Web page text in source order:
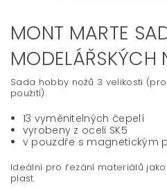
MONT MARTE
MODELÁŘSKÝCH
Sada hobby nožů 3 velikosti
použití).
13 vyměnitelných čepelí
vyrobeny z oceli SK5
v pouzdře s magnetickým
Ideální pro řezání materiálů
plast.